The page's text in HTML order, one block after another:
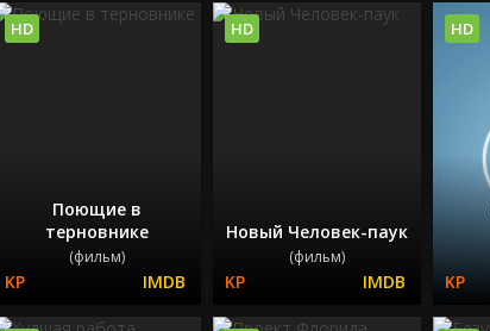
Поющие в
терновнике
(фильм)
HD
Новый Человек-паук
(фильм)
HD HD